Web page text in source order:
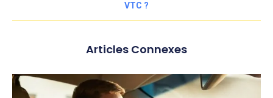
VTC ?
Articles Connexes